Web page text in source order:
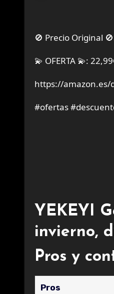
🚫 Precio Original
💫 OFERTA 💫:
https://amazon.es/
#ofertas
YEKEYI
invierno,
Pros y
Pros